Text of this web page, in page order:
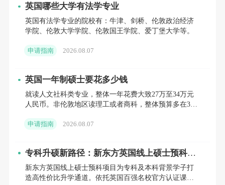
才”。提前规划，通过学术研究、实习等方式
积累经验，并扎实提升英语应用能力，将成
为脱颖而出的关键。
您的位置：首页>武汉>英国研究生留学申请指南
度解析：2025年签证与移民路径调整
英国哪些大学有法学专业
英国有法学专业的院校有：牛津、剑桥、伦敦政治经济
学院、伦敦大学学院、伦敦国王学院、爱丁堡大学等。
申请指南 2026.08.07
英国一年制硕士要花多少钱
就读人文社科类专业，整体一年花费大致27万至34万元
人民币。非伦敦地区读理工或者商科，整体预算多在34
销38万
申请指南 2026.08.07
专科升硕新路径：新东方英国线上硕士预科，
低成本撬动世界百强名校
新东方英国线上硕士预科项目为专科及本科背景学子打
造高性价比升学通道。依托英国百强名校官方认证课